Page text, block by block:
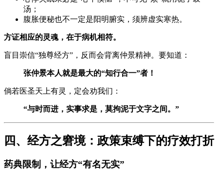
汤；
腹胀便秘也不一定是阳明腑实，须辨虚实寒热。
方证相应的灵魂，在于病机相符。
盲目崇信“独尊经方”，反而会背离仲景精神。要知道：
张仲景本人就是最大的“知行合一”者！
倘若医圣天上有灵，定会劝我们：
“与时而进，实事求是，莫拘泥于文字之间。”
四、经方之窘境：政策束缚下的疗效打折
药典限制，让经方“有名无实”